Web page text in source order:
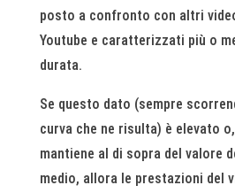
posto a confronto con altri
Youtube e caratterizzati più o
durata.
Se questo dato (sempre
curva che ne risulta) è elevato
mantiene al di sopra del valore
medio, allora le prestazioni del